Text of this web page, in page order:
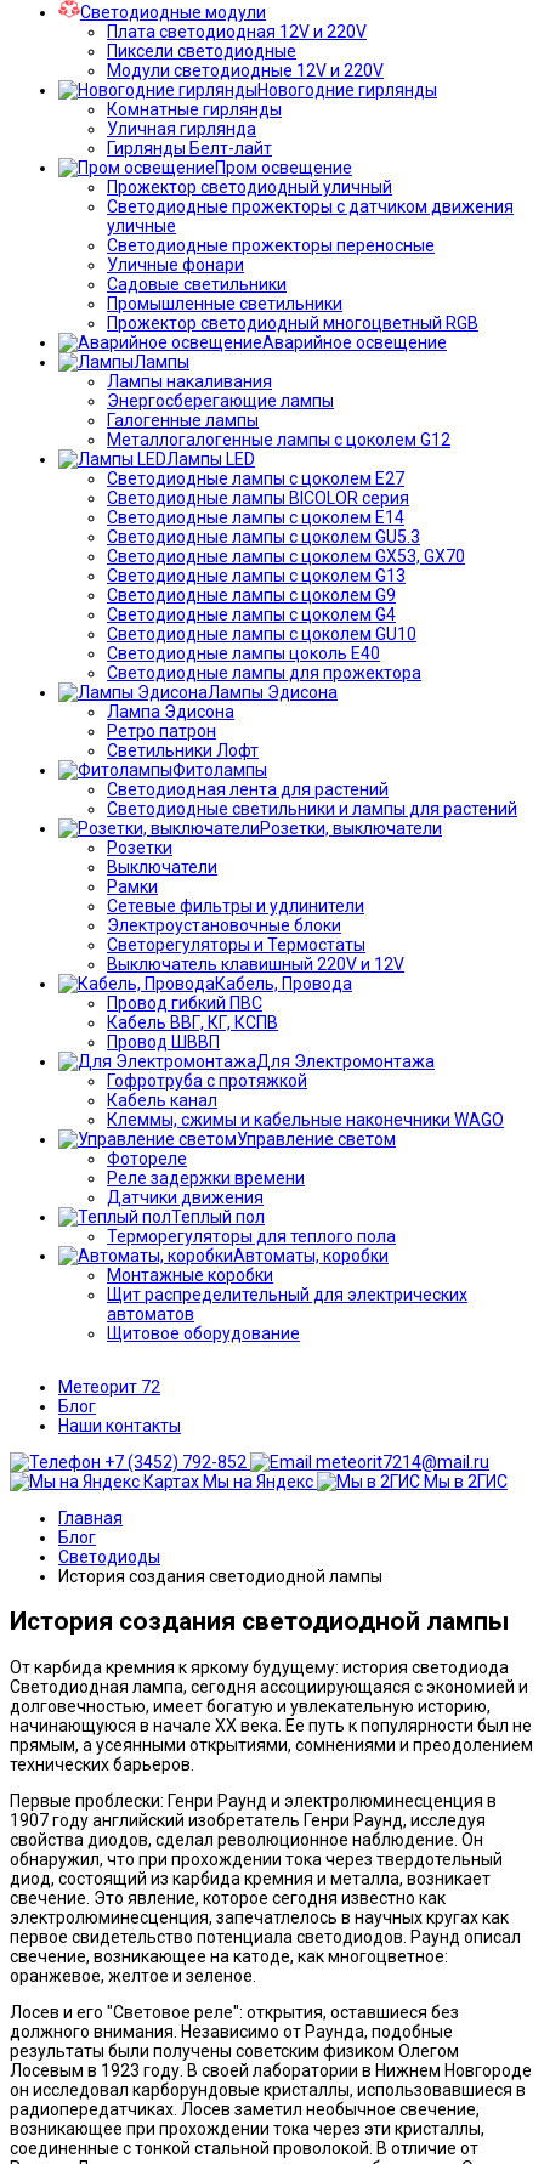
Светодиодные модули
Плата светодиодная 12V и 220V
Пиксели светодиодные
Модули светодиодные 12V и 220V
Новогодние гирлянды
Комнатные гирлянды
Уличная гирлянда
Гирлянды Белт-лайт
Пром освещение
Прожектор светодиодный уличный
Светодиодные прожекторы с датчиком движения
уличные
Светодиодные прожекторы переносные
Уличные фонари
Садовые светильники
Промышленные светильники
Прожектор светодиодный многоцветный RGB
Аварийное освещение
Лампы
Лампы накаливания
Энергосберегающие лампы
Галогенные лампы
Металлогалогенные лампы с цоколем G12
Лампы LED
Светодиодные лампы с цоколем E27
Светодиодные лампы BICOLOR серия
Светодиодные лампы с цоколем E14
Светодиодные лампы с цоколем GU5.3
Светодиодные лампы с цоколем GX53, GX70
Светодиодные лампы с цоколем G13
Светодиодные лампы с цоколем G9
Светодиодные лампы с цоколем G4
Светодиодные лампы с цоколем GU10
Светодиодные лампы цоколь Е40
Светодиодные лампы для прожектора
Лампы Эдисона
Лампа Эдисона
Ретро патрон
Светильники Лофт
Фитолампы
Светодиодная лента для растений
Светодиодные светильники и лампы для растений
Розетки, выключатели
Розетки
Выключатели
Рамки
Сетевые фильтры и удлинители
Электроустановочные блоки
Светорегуляторы и Термостаты
Выключатель клавишный 220V и 12V
Кабель, Провода
Провод гибкий ПВС
Кабель ВВГ, КГ, КСПВ
Провод ШВВП
Для Электромонтажа
Гофротруба с протяжкой
Кабель канал
Клеммы, сжимы и кабельные наконечники WAGO
Управление светом
Фотореле
Реле задержки времени
Датчики движения
Теплый пол
Терморегуляторы для теплого пола
Автоматы, коробки
Монтажные коробки
Щит распределительный для электрических
автоматов
Щитовое оборудование
Метеорит 72
Блог
Наши контакты
+7 (3452) 792-852
meteorit7214@mail.ru
Мы на Яндекс
Мы в 2ГИС
Главная
Блог
Светодиоды
История создания светодиодной лампы
История создания светодиодной лампы
От карбида кремния к яркому будущему: история светодиода
Светодиодная лампа, сегодня ассоциирующаяся с экономией и
долговечностью, имеет богатую и увлекательную историю,
начинающуюся в начале XX века. Ее путь к популярности был не
прямым, а усеянными открытиями, сомнениями и преодолением
технических барьеров.
Первые проблески: Генри Раунд и электролюминесценция в
1907 году английский изобретатель Генри Раунд, исследуя
свойства диодов, сделал революционное наблюдение. Он
обнаружил, что при прохождении тока через твердотельный
диод, состоящий из карбида кремния и металла, возникает
свечение. Это явление, которое сегодня известно как
электролюминесценция, запечатлелось в научных кругах как
первое свидетельство потенциала светодиодов. Раунд описал
свечение, возникающее на катоде, как многоцветное:
оранжевое, желтое и зеленое.
Лосев и его "Световое реле": открытия, оставшиеся без
должного внимания. Независимо от Раунда, подобные
результаты были получены советским физиком Олегом
Лосевым в 1923 году. В своей лаборатории в Нижнем Новгороде
он исследовал карборундовые кристаллы, использовавшиеся в
радиопередатчиках. Лосев заметил необычное свечение,
возникающее при прохождении тока через эти кристаллы,
соединенные с тонкой стальной проволокой. В отличие от